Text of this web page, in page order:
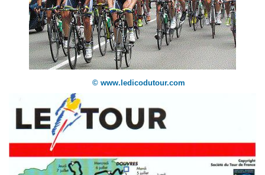
© www.ledicodutour.com